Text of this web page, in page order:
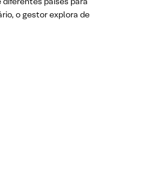
o gestor explora de